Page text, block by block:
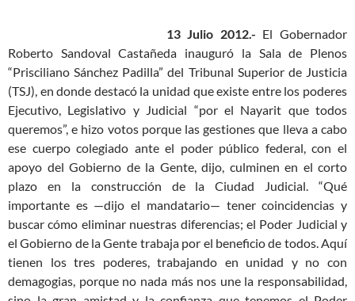
13 Julio 2012.- El Gobernador
Roberto Sandoval Castañeda inauguró la Sala de Plenos
“Prisciliano Sánchez Padilla” del Tribunal Superior de Justicia
(TSJ), en donde destacó la unidad que existe entre los poderes
Ejecutivo, Legislativo y Judicial “por el Nayarit que todos
queremos”, e hizo votos porque las gestiones que lleva a cabo
ese cuerpocolegiado ante el poder público federal, con el
apoyo del Gobierno de la Gente, dijo, culminen en el corto
plazo en la construcción de la Ciudad Judicial. “Qué
importante es —dijo el mandatario— tener coincidencias y
buscar cómo eliminar nuestras diferencias; el Poder Judicial y
el Gobierno de la Gente trabaja por el beneficio de todos. Aquí
tienen los tres poderes, trabajando en unidad y no con
demagogias, porque no nada más nos une la responsabilidad,